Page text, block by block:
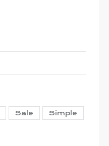
Sale Simple